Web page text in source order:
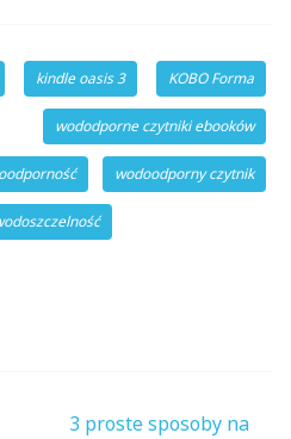
kindle oasis 3 KOBO Forma
wododporne czytniki ebooków
wodoodporny czytnik
3 proste sposoby na